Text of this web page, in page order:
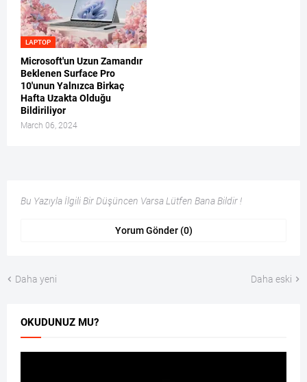
LAPTOP
Microsoft'un Uzun Zamandır
Beklenen Surface Pro
10'unun Yalnızca Birkaç
Hafta Uzakta Olduğu
Bildiriliyor
March 06, 2024
Bu Yazıyla İlgili Bir Düşüncen Varsa Lütfen Bana Bildir !
Yorum Gönder (0)
Daha yeni Daha eski
OKUDUNUZ MU?